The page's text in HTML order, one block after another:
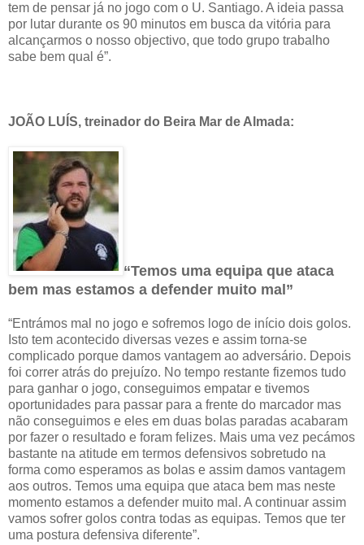
tem de pensar já no jogo com o U. Santiago. A ideia passa
por lutar durante os 90 minutos em busca da vitória para
alcançarmos o nosso objectivo, que todo grupo trabalho
sabe bem qual é”.
JOÃO LUÍS, treinador do Beira Mar de Almada:
“Temos uma equipa que ataca
bem mas estamos a defender muito mal”
“Entrámos mal no jogo e sofremos logo de início dois golos.
Isto tem acontecido diversas vezes e assim torna-se
complicado porque damos vantagem ao adversário. Depois
foi correr atrás do prejuízo. No tempo restante fizemos tudo
para ganhar o jogo, conseguimos empatar e tivemos
oportunidades para passar para a frente do marcador mas
não conseguimos e eles em duas bolas paradas acabaram
por fazer o resultado e foram felizes. Mais uma vez pecámos
bastante na atitude em termos defensivos sobretudo na
forma como esperamos as bolas e assim damos vantagem
aos outros. Temos uma equipa que ataca bem mas neste
momento estamos a defender muito mal. A continuar assim
vamos sofrer golos contra todas as equipas. Temos que ter
uma postura defensiva diferente”.